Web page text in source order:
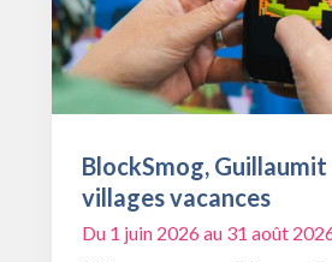
BlockSmog,
villages vacances
Du 1 juin 2026 au 31 août